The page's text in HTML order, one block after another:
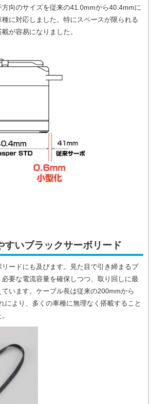
向のサイズを従来の41.0mmから40.4mmに
に対応しました。特にスペースが限られる
が容易になりました。
すいブラックサーボリード
リードにも及びます。見た目で引き締まるブ
要な電流容量を確保しつつ、取り回しに最
います。ケーブル長は従来の200mmから
により、多くの車種に無理なく搭載すること